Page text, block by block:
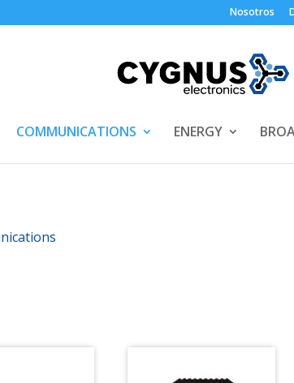
Nosotros
COMMUNICATIONS ENERGY